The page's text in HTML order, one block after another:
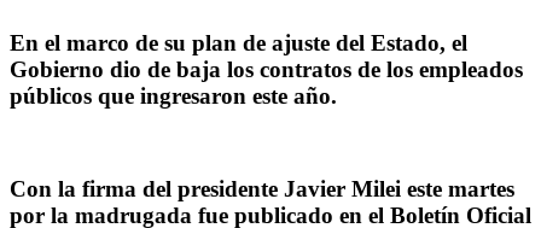
En el marco de su plan de ajuste del Estado, el
Gobierno dio de baja los contratos de los empleados
públicos que ingresaron este año.
Con la firma del presidente Javier Milei este martes
por la madrugada fue publicado en el Boletín Oficial